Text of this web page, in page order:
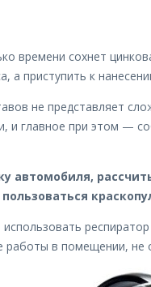
времени сохнет
а приступить к
не представляет
и главное при этом —
автомобиля,
работы в помещении,